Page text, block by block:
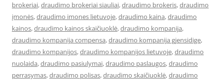
brokeriai,draudimo brokeriai siauliai,draudimo brokeris,draudimo
įmonės,draudimo imones lietuvoje,draudimo kaina,draudimo
kainos,draudimo kainos skaičiuoklė,draudimo kompanija,
draudimo kompanija compensa,draudimo kompanija gjensidige,
draudimo kompanijos,draudimo kompanijos lietuvoje,draudimo
nuolaida,draudimo pasiulymai,draudimo paslaugos,draudimo
perrasymas,draudimo polisas,draudimo skaičiuoklė,draudimo